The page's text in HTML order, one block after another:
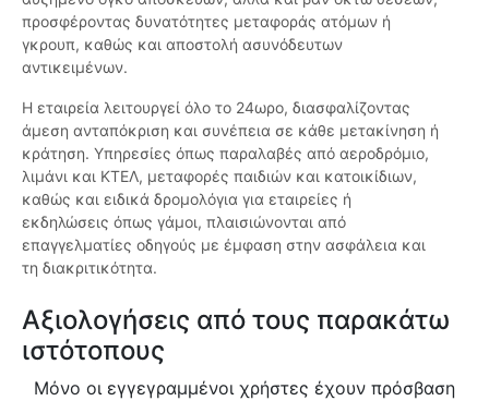
προσφέροντας δυνατότητες μεταφοράς ατόμων ή
γκρουπ, καθώς και αποστολή ασυνόδευτων
αντικειμένων.
Η εταιρεία λειτουργεί όλο το 24ωρο, διασφαλίζοντας
άμεση ανταπόκριση και συνέπεια σε κάθε μετακίνηση ή
κράτηση. Υπηρεσίες όπως παραλαβές από αεροδρόμιο,
λιμάνι και ΚΤΕΛ, μεταφορές παιδιών και κατοικίδιων,
καθώς και ειδικά δρομολόγια για εταιρείες ή
εκδηλώσεις όπως γάμοι, πλαισιώνονται από
επαγγελματίες οδηγούς με έμφαση στην ασφάλεια και
τη διακριτικότητα.
Αξιολογήσεις από τους παρακάτω
ιστότοπους
Μόνο οι εγγεγραμμένοι χρήστες έχουν πρόσβαση